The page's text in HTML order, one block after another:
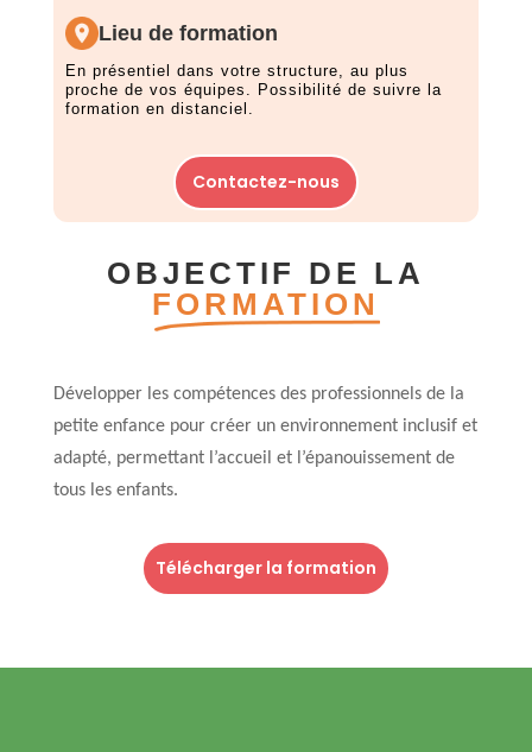
Lieu de formation
En présentiel dans votre structure, au plus
proche de vos équipes. Possibilité de suivre la
formation en distanciel.
Contactez-nous
OBJECTIF DE LA
FORMATION
Développer les compétences des professionnels de la
petite enfance pour créer un environnement inclusif et
adapté, permettant l’accueil et l’épanouissement de
tous les enfants.
Télécharger la formation